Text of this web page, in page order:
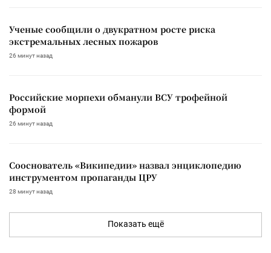
Ученые сообщили о двукратном росте риска
экстремальных лесных пожаров
26 минут назад
Российские морпехи обманули ВСУ трофейной
формой
26 минут назад
Сооснователь «Википедии» назвал энциклопедию
инструментом пропаганды ЦРУ
28 минут назад
Показать ещё